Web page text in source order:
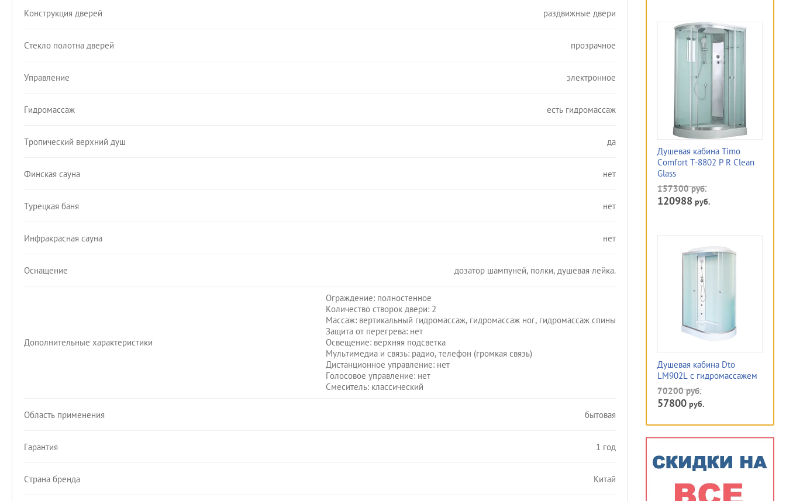
Душевая кабина Timo
Comfort T-8802 P R Clean
Glass
157300руб.
120988 руб.
Душевая кабина Dto
LM902L с гидромассажем
70200руб.
57800 руб.
Конструкция дверей раздвижные двери
Стекло полотна дверей прозрачное
Управление электронное
Гидромассаж есть гидромассаж
Тропический верхний душ да
Финская сауна нет
Турецкая баня нет
Инфракрасная сауна нет
Оснащение дозатор шампуней, полки, душевая лейка.
Дополнительные характеристики
Ограждение: полностенное
Количество створок двери: 2
Массаж: вертикальный гидромассаж, гидромассаж ног, гидромассаж спины
Защита от перегрева: нет
Освещение: верхняя подсветка
Мультимедиа и связь: радио, телефон (громкая связь)
Дистанционное управление: нет
Голосовое управление: нет
Смеситель: классический
Область применения бытовая
Гарантия 1 год
Страна бренда Китай